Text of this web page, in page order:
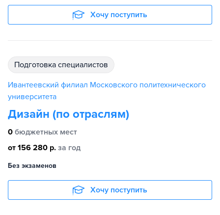
Хочу поступить
подготовка специалистов
Ивантеевский филиал Московского политехнического
университета
Дизайн (по отраслям)
0 бюджетных мест
от 156 280 р. за год
Без экзаменов
Хочу поступить